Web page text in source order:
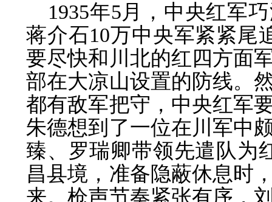
1935年5月，中央红军
蒋介石10万中央军紧紧尾
要尽快和川北的红四方面
部在大凉山设置的防线。
都有敌军把守，中央红军
朱德想到了一位在川军中
臻、罗瑞卿带领先遣队为
昌县境，准备隐蔽休息时
来。枪声节奏紧张有序，